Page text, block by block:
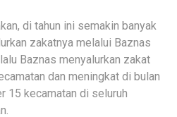
di tahun ini semakin banyak
zakatnya melalui Baznas
Baznas menyalurkan zakat
dan meningkat di bulan
15 kecamatan di seluruh